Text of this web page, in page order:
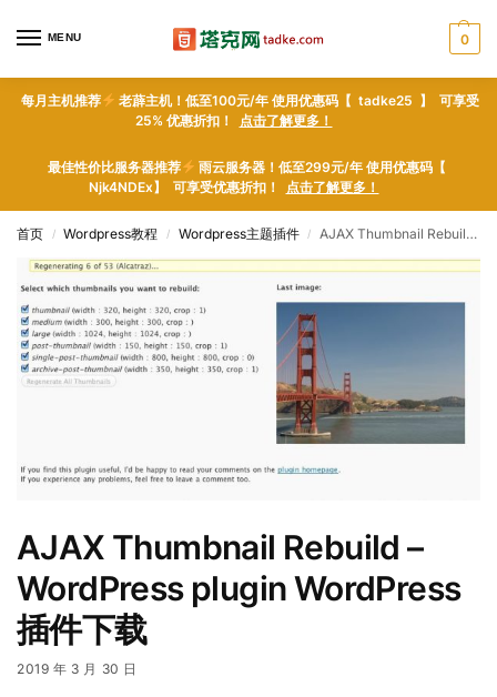
MENU 0
每月主机推荐
老薜主机！低至100元/年 使用优惠码【 tadke25 】 可享受
25% 优惠折扣！ 点击了解更多！
最佳性价比服务器推荐
雨云服务器！低至299元/年 使用优惠码【
Njk4NDEx】 可享受优惠折扣！ 点击了解更多！
首页 / Wordpress教程 / Wordpress主题插件 / AJAX Thumbnail Rebuild – WordPress plugin WordPress插件下载
AJAX Thumbnail Rebuild –
WordPress plugin WordPress
插件下载
2019 年 3 月 30 日